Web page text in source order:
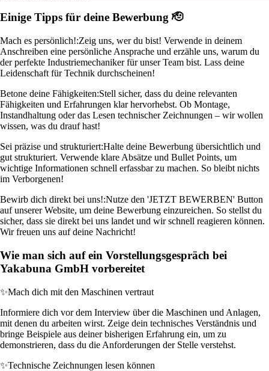
Einige Tipps für deine Bewerbung 🫡
Mach es persönlich!:Zeig uns, wer du bist! Verwende in deinem
Anschreiben eine persönliche Ansprache und erzähle uns, warum du
der perfekte Industriemechaniker für unser Team bist. Lass deine
Leidenschaft für Technik durchscheinen!
Betone deine Fähigkeiten:Stell sicher, dass du deine relevanten
Fähigkeiten und Erfahrungen klar hervorhebst. Ob Montage,
Instandhaltung oder das Lesen technischer Zeichnungen – wir wollen
wissen, was du drauf hast!
Sei präzise und strukturiert:Halte deine Bewerbung übersichtlich und
gut strukturiert. Verwende klare Absätze und Bullet Points, um
wichtige Informationen schnell erfassbar zu machen. So bleibt nichts
im Verborgenen!
Bewirb dich direkt bei uns!:Nutze den 'JETZT BEWERBEN' Button
auf unserer Website, um deine Bewerbung einzureichen. So stellst du
sicher, dass sie direkt bei uns landet und wir schnell reagieren können.
Wir freuen uns auf deine Nachricht!
Wie man sich auf ein Vorstellungsgespräch bei
Yakabuna GmbH vorbereitet
✨Mach dich mit den Maschinen vertraut
Informiere dich vor dem Interview über die Maschinen und Anlagen,
mit denen du arbeiten wirst. Zeige dein technisches Verständnis und
bringe Beispiele aus deiner bisherigen Erfahrung ein, um zu
demonstrieren, dass du die Anforderungen der Stelle verstehst.
✨Technische Zeichnungen lesen können